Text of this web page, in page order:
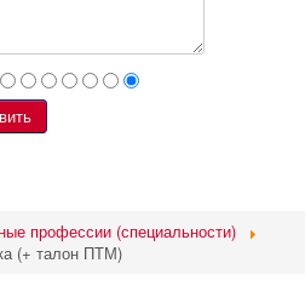
профессии (специальности)
(+ талон ПТМ)